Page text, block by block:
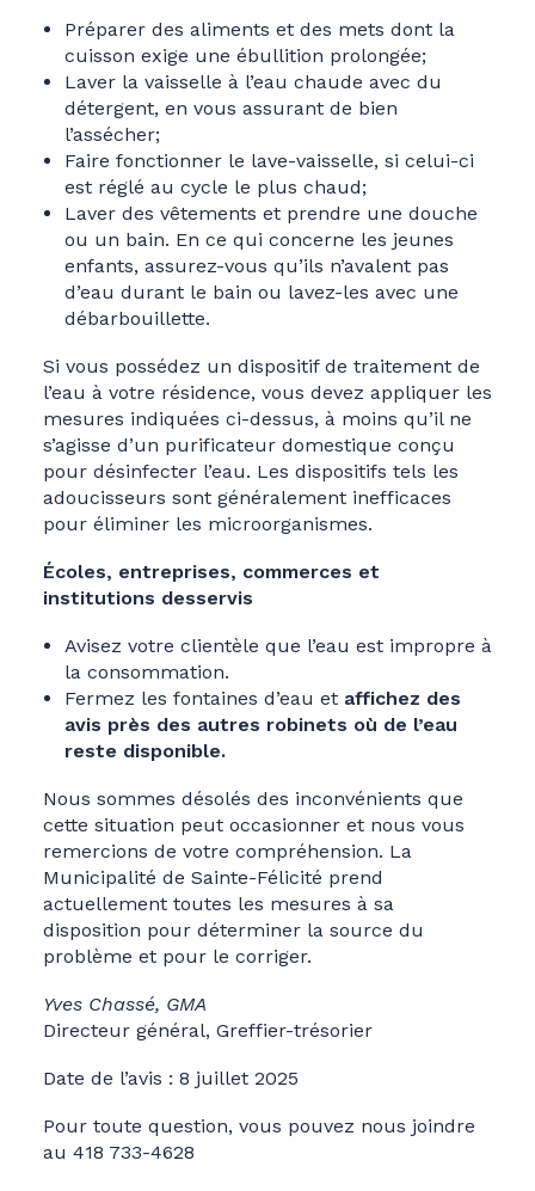
Préparer des aliments et des mets dont la
cuisson exige une ébullition prolongée;
Laver la vaisselle à l’eau chaude avec du
détergent, en vous assurant de bien
l’assécher;
Faire fonctionner le lave-vaisselle, si celui-ci
est réglé au cycle le plus chaud;
Laver des vêtements et prendre une douche
ou un bain. En ce qui concerne les jeunes
enfants, assurez-vous qu’ils n’avalent pas
d’eau durant le bain ou lavez-les avec une
débarbouillette.
Si vous possédez un dispositif de traitement de
l’eau à votre résidence, vous devez appliquer les
mesures indiquées ci-dessus, à moins qu’il ne
s’agisse d’un purificateur domestique conçu
pour désinfecter l’eau. Les dispositifs tels les
adoucisseurs sont généralement inefficaces
pour éliminer les microorganismes.
Écoles, entreprises, commerces et
institutions desservis
Avisez votre clientèle que l’eau est impropre à
la consommation.
Fermez les fontaines d’eau et affichez des
avis près des autres robinets où de l’eau
reste disponible.
Nous sommes désolés des inconvénients que
cette situation peut occasionner et nous vous
remercions de votre compréhension. La
Municipalité de Sainte-Félicité prend
actuellement toutes les mesures à sa
disposition pour déterminer la source du
problème et pour le corriger.
Yves Chassé, GMA
Directeur général, Greffier-trésorier
Date de l’avis : 8 juillet 2025
Pour toute question, vous pouvez nous joindre
au 418 733-4628